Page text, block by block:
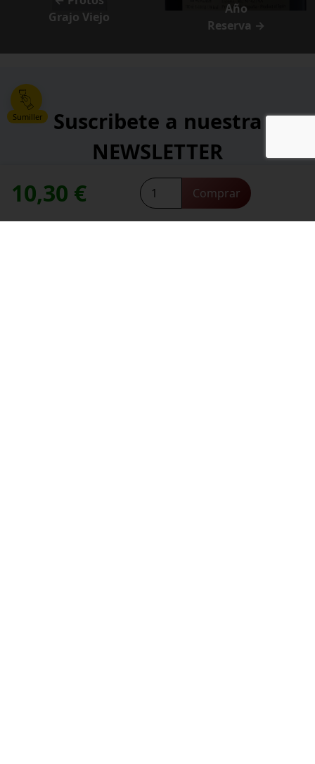
Sumiller
10,30 €
Protos
Roble
cantidad
Comprar
Grajo Viejo
Año
Reserva →
Suscribete a nuestra
NEWSLETTER
Dirección de correo electrónico:
contacte con nosotros